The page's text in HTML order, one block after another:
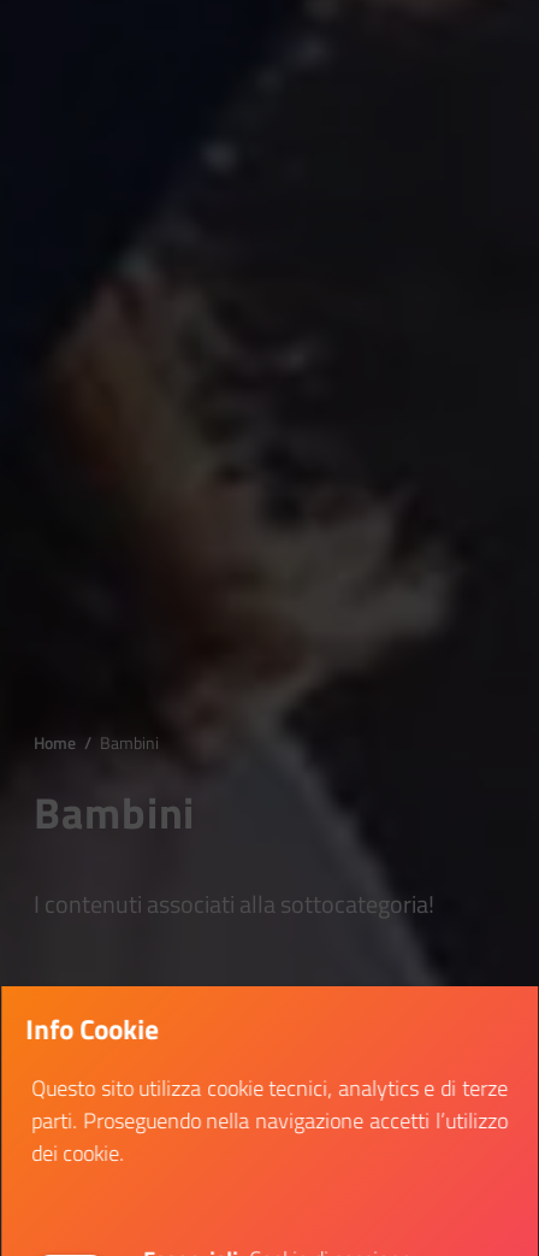
Home / Bambini
Bambini
I contenuti associati alla sottocategoria!
Info Cookie
Questo sito utilizza cookie tecnici, analytics e di terze
parti. Proseguendo nella navigazione accetti l’utilizzo
dei cookie.